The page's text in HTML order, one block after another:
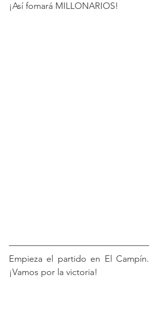
¡Así fomará MILLONARIOS!
Empieza el partido en El Campín.
¡Vamos por la victoria!